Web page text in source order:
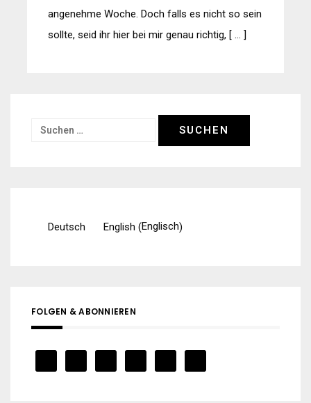
angenehme Woche. Doch falls es nicht so sein
sollte, seid ihr hier bei mir genau richtig, [ … ]
Suchen
Deutsch English (Englisch)
FOLGEN & ABONNIEREN